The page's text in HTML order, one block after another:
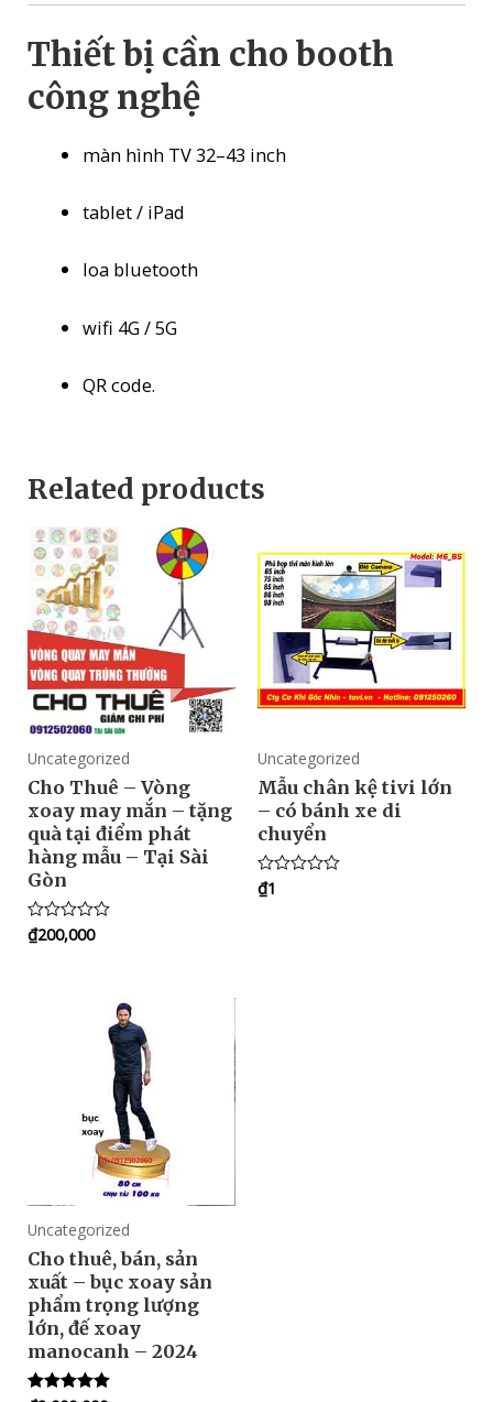
Thiết bị cần cho booth
công nghệ
màn hình TV 32–43 inch
tablet / iPad
loa bluetooth
wifi 4G / 5G
QR code.
Related products
Uncategorized
Cho Thuê – Vòng
xoay may mắn – tặng
quà tại điểm phát
hàng mẫu – Tại Sài
Gòn
Rated
0
₫200,000
Uncategorized
Mẫu chân kệ tivi lớn
– có bánh xe di
chuyển
Rated
0
₫1
Uncategorized
Cho thuê, bán, sản
xuất – bục xoay sản
phẩm trọng lượng
lớn, đế xoay
manocanh – 2024